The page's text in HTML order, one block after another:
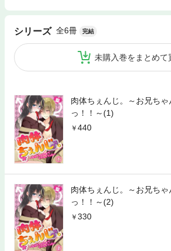
シリーズ 全6冊 完結
未購入巻をまとめて
肉体ちぇんじ。～お兄ち
っ！！～(1)
440
肉体ちぇんじ。～お兄ち
っ！！～(2)
330